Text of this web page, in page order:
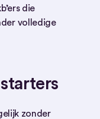
die
volledige
zonder